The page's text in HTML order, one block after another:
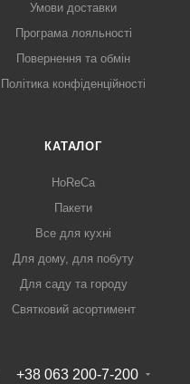
Умови доставки
Програма лояльності
Повернення та обмін
Політика конфіденційності
КАТАЛОГ
HoReCa
Пакети
Все для кухні
Для дому, для побуту
Для саду та городу
Святковий асортимент
+38 063 200-7-200